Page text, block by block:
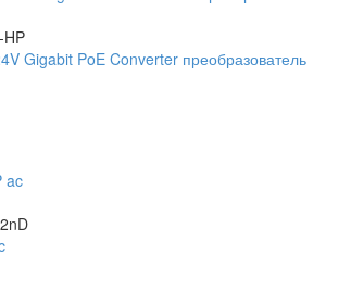
HP
Gigabit PoE Converter преобразователь